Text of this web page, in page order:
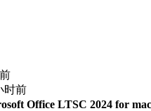
时前
Office LTSC 2024 for